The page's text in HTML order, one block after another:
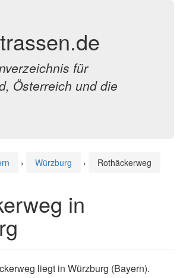
für
Österreich und die
› Würzburg › Rothäckerweg
in
liegt in Würzburg (Bayern).